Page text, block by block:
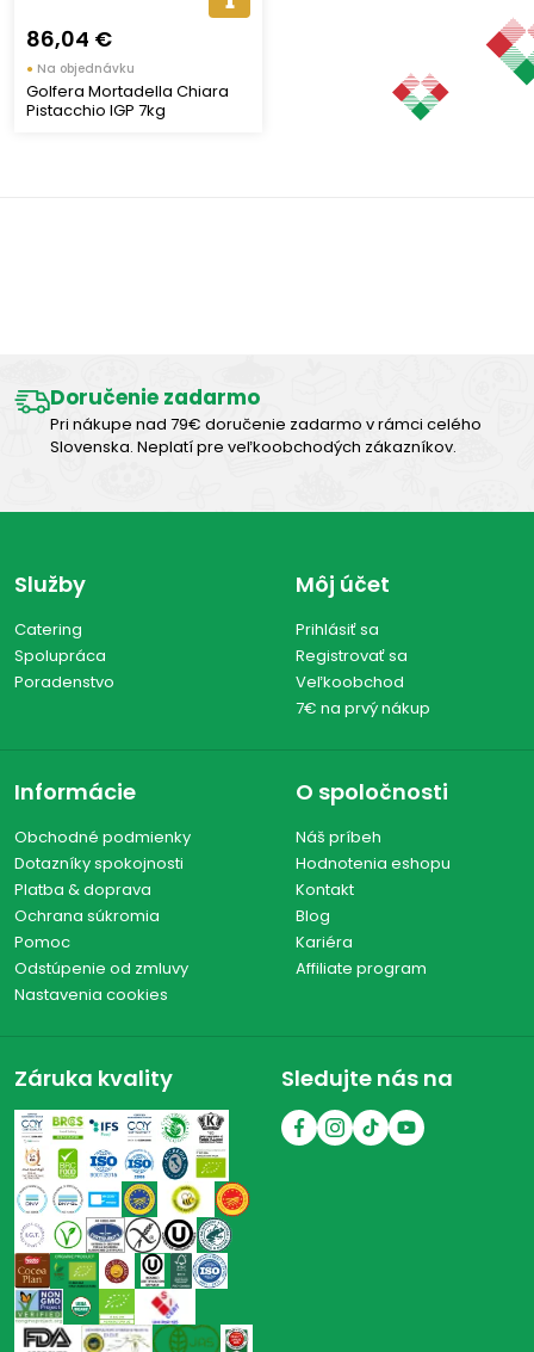
86,04 €
● Na objednávku
Golfera Mortadella Chiara
Pistacchio IGP 7kg
Doručenie zadarmo
Pri nákupe nad 79€ doručenie zadarmo v rámci celého
Slovenska. Neplatí pre veľkoobchodých zákazníkov.
Služby
Catering
Spolupráca
Poradenstvo
Môj účet
Prihlásiť sa
Registrovať sa
Veľkoobchod
7€ na prvý nákup
Informácie
Obchodné podmienky
Dotazníky spokojnosti
Platba & doprava
Ochrana súkromia
Pomoc
Odstúpenie od zmluvy
Nastavenia cookies
O spoločnosti
Náš príbeh
Hodnotenia eshopu
Kontakt
Blog
Kariéra
Affiliate program
Záruka kvality Sledujte nás na